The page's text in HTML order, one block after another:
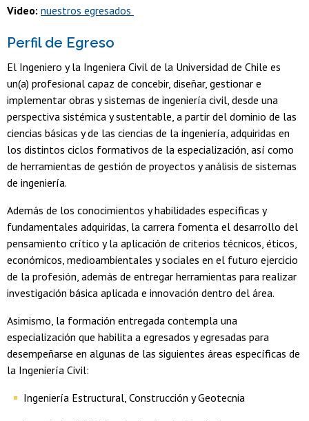
Video: nuestros egresados
Perfil de Egreso
El Ingeniero y la Ingeniera Civil de la Universidad de Chile es
un(a) profesional capaz de concebir, diseñar, gestionar e
implementar obras y sistemas de ingeniería civil, desde una
perspectiva sistémica y sustentable, a partir del dominio de las
ciencias básicas y de las ciencias de la ingeniería, adquiridas en
los distintos ciclos formativos de la especialización, así como
de herramientas de gestión de proyectos y análisis de sistemas
de ingeniería.
Además de los conocimientos y habilidades específicas y
fundamentales adquiridas, la carrera fomenta el desarrollo del
pensamiento crítico y la aplicación de criterios técnicos, éticos,
económicos, medioambientales y sociales en el futuro ejercicio
de la profesión, además de entregar herramientas para realizar
investigación básica aplicada e innovación dentro del área.
Asimismo, la formación entregada contempla una
especialización que habilita a egresados y egresadas para
desempeñarse en algunas de las siguientes áreas específicas de
la Ingeniería Civil:
Ingeniería Estructural, Construcción y Geotecnia